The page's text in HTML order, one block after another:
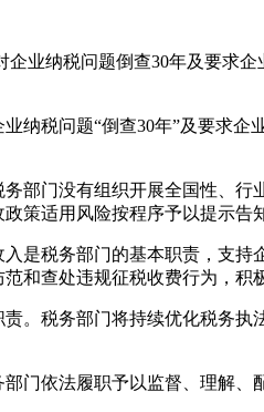
业纳税问题倒查30年及要求
税问题“倒查30年”及要求企
门没有组织开展全国性、行
策适用风险按程序予以提示告
税务部门的基本职责，支持
和查处违规征税收费行为，积
税务部门将持续优化税务执
依法履职予以监督、理解、